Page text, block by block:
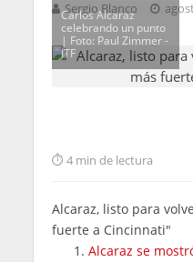
Sergio Blanco
Carlos Alcaraz
celebrando un punto
| Foto: Paul Zimmer -
ITF
4 min de lectura
Alcaraz, listo para
fuerte a Cincinnati"
Alcaraz se